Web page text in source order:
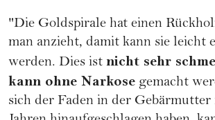
"Die Goldspirale hat einen
man anzieht, damit kann sie leicht
werden. Dies ist nicht sehr
kann ohne Narkose gemacht
sich der Faden in der Gebärmutter